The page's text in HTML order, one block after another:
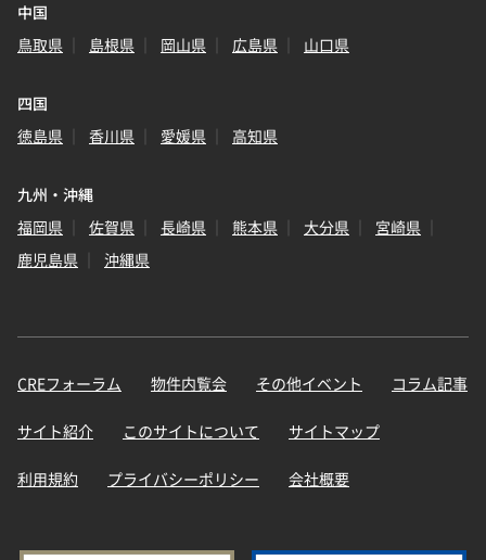
中国
鳥取県
島根県 岡山県 広島県 山口県
四国
徳島県
香川県 愛媛県 高知県
九州・沖縄
福岡県
佐賀県 長崎県 熊本県 大分県
宮崎県
鹿児島県
沖縄県
CREフォーラム 物件内覧会 その他イベント コラム記事
サイト紹介 このサイトについて サイトマップ
利用規約 プライバシーポリシー 会社概要